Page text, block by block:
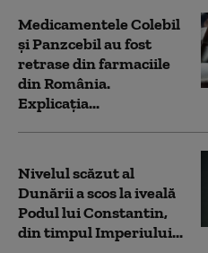
Medicamentele Colebil
și Panzcebil au fost
retrase din farmaciile
din România.
Explicația...
Nivelul scăzut al
Dunării a scos la iveală
Podul lui Constantin,
din timpul Imperiului...